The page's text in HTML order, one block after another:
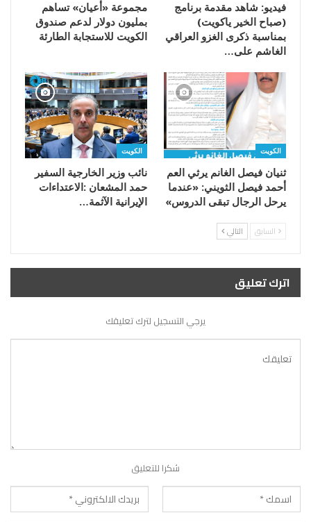
فيديو: شاهد مقدمة برنامج
(صباح الخير ياكويت)
بمناسبة ذكرى الغزو العراقي
الغاشم على…
مجموعة «أعيان» تساهم
بمليون دولار لدعم صندوق
الكويت للاستجابة الطارئة
الكويت
ثنيان فيصل الغانم يرثي العم
أحمد فيصل الثويني: «عندما
يرحل الرجال تبقى الدروس»
الكويت
‬الإيرانية‭ ‬الآثمة‭…
السابق التالي
اترك تعليق
يرجي التسجيل لترك تعليقك
شكرا للتعليق